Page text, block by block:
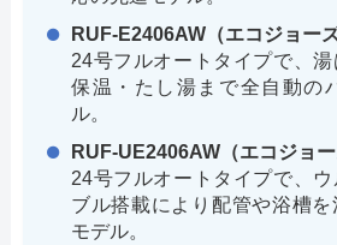
RUF-E2406AW（エコジョーズ
24号フルオートタイプで、湯
保温・たし湯まで全自動の
ル。
RUF-UE2406AW（エコジョー
24号フルオートタイプで、
ブル搭載により配管や浴槽
モデル。